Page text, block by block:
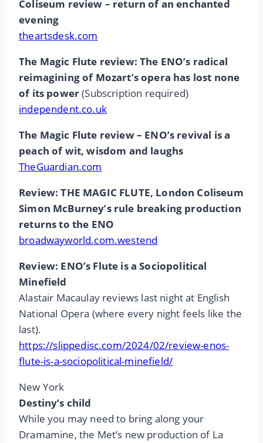
Coliseum review – return of an enchanted
evening
theartsdesk.com
The Magic Flute review: The ENO’s radical
reimagining of Mozart’s opera has lost none
of its power(Subscription required)
independent.co.uk
The Magic Flute review – ENO’s revival is a
peach of wit, wisdom and laughs
TheGuardian.com
Review: THE MAGIC FLUTE, London Coliseum
Simon McBurney’s rule breaking production
returns to the ENO
broadwayworld.com.westend
Review: ENO’s Flute is a Sociopolitical
Minefield
Alastair Macaulay reviews last night at English
National Opera (where every night feels like the
last).
https://slippedisc.com/2024/02/review-enos-
flute-is-a-sociopolitical-minefield/
New York
Destiny’s child
While you may need to bring along your
Dramamine, the Met’s new production of La